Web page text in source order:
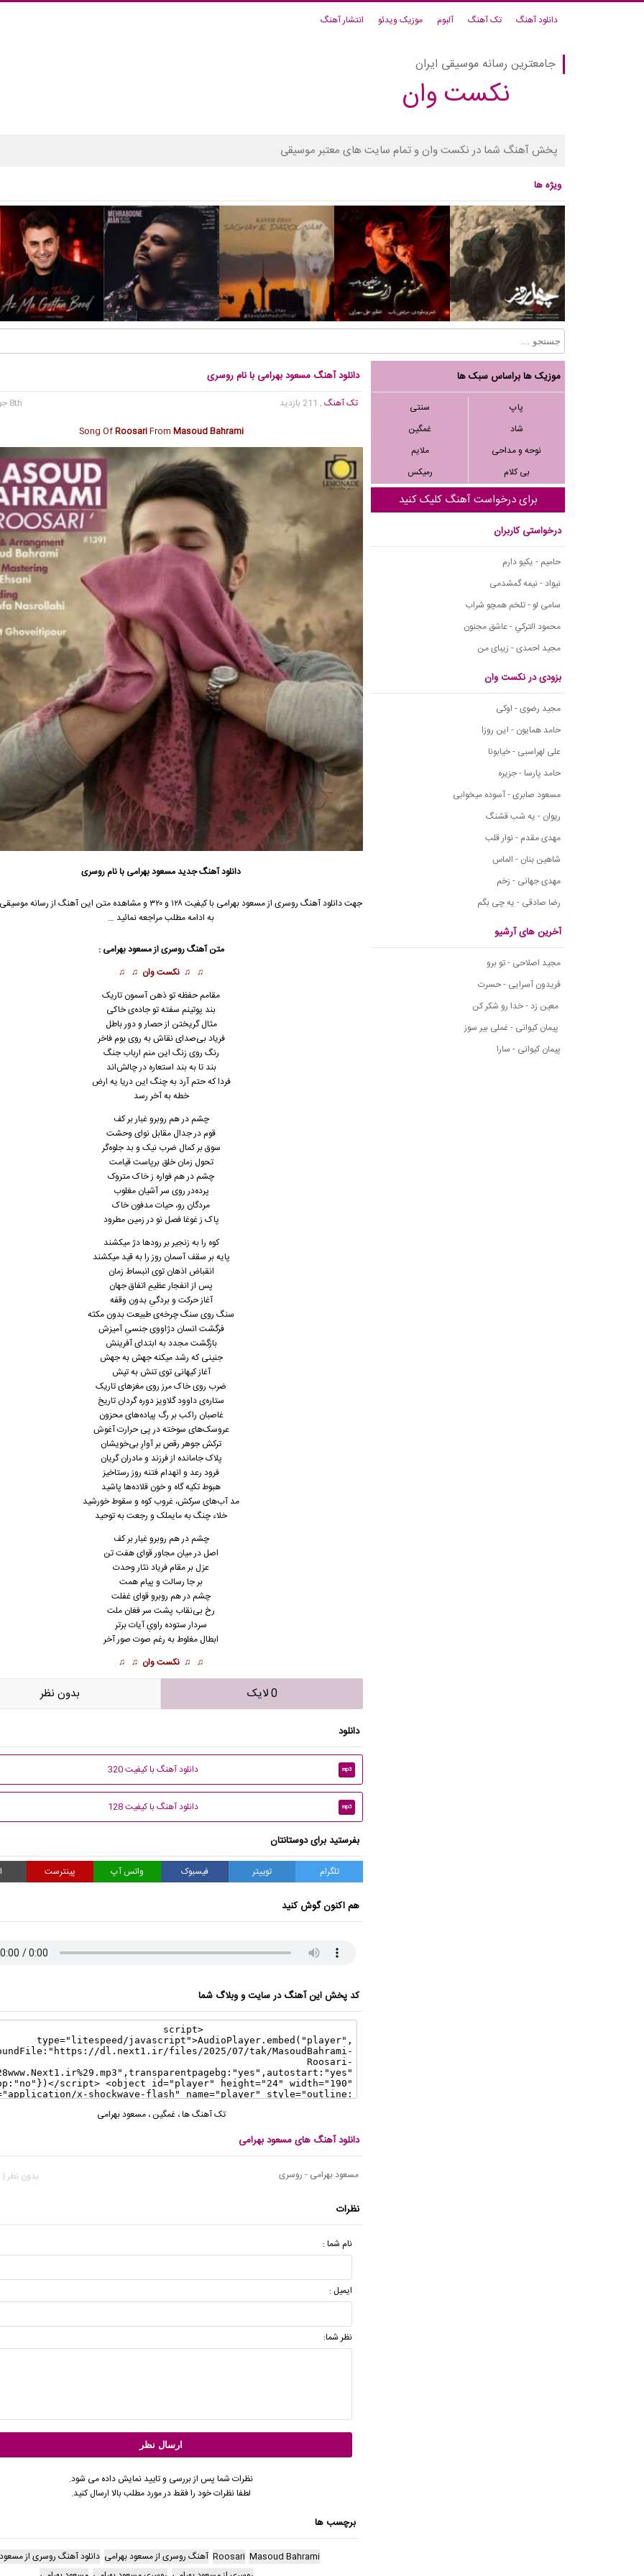
دانلود آهنگ تک آهنگ آلبوم موزیک ویدئو انتشار آهنگ
جامعترین رسانه موسیقی ایران
نکست وان
پخش آهنگ شما در نکست وان و تمام سایت های معتبر موسیقی
ویژه ها
موزیک ها براساس سبک ها
پاپ
سنتی
شاد
غمگین
نوحه و مداحی
ملایم
بی کلام
رمیکس
برای درخواست آهنگ کلیک کنید
درخواستی کاربران
حامیم - یکیو دارم
نیواد - نیمه گمشدمی
سامی لو - تلخم همچو شراب
محمود التركي - عاشق مجنون
مجید احمدی - زیبای من
بزودی در نکست وان
مجید رضوی - اوکی
حامد همایون - این روزا
علی لهراسبی - خیابونا
حامد پارسا - جزیره
مسعود صابری - آسوده میخوابی
ریوان - یه شب قشنگ
مهدی مقدم - نوار قلب
شاهین بنان - الماس
مهدی جهانی - زخم
رضا صادقی - یه چی بگم
آخرین های آرشیو
مجید اصلاحی - تو برو
فریدون آسرایی - حسرت
معین زد - خدا رو شکر کن
پیمان کیوانی - غملی بیر سوز
پیمان کیوانی - سارا
دانلود آهنگ مسعود بهرامی با نام روسری
تک آهنگ, 211 بازدید
8th جولای 2025
Song OfRoosariFrom Masoud Bahrami
دانلود آهنگ جدیدمسعود بهرامی با نام روسری
جهت دانلود آهنگ روسری از مسعود بهرامی با کیفیت ۱۲۸ و ۳۲۰ و مشاهده متن این آهنگ
به ادامه مطلب مراجعه نمائید …
متن آهنگ روسری از مسعود بهرامی :
♫ ♫ نکست وان ♫ ♫
مقامم حفظه تو ذهن آسمون تاریک
بند پوتینم سفته تو جاده‌ی خاکی
مثال گریختن از حصار و دور باطل
فریاد بی‌صدای نقاش به روی بوم فاخر
رنگ روی زنگ این منم ارباب جنگ
بند تا به بند استعاره در چالش‌اند
فردا که حتم آرد به چنگ این دریا یه ارض
خطه به آخر رسد
چشم در هم روبرو غبار بر کف
قوم در جدال مقابل نوای وحشت
سوق بر کمال ضرب نیک و بد جلوه‌گر
تحول زمان خلق برپاست قیامت
چشم در هم فواره ز خاک متروک
پرده‌در روی سر آشیان مغلوب
مردگان رو، حیات مدفون خاک
پاک ز غوغا فصل نو در زمین مطرود
کوه را به زنجیر بر رودها دژ میکشند
پایه بر سقف آسمان روز را به قید میکشند
انقباض اذهان توی انبساط زمان
پس از انفجار عظیمِ اتفاق جهان
آغاز حرکت و بردگیِ بدون وقفه
سنگ روی سنگ چرخه‌ی طبیعت بدون مکثه
فرگشت انسان دژاووی جنسیِ آمیزش
بازگشت مجدد به ابتدای آفرینش
جنینی که رشد میکنه جهش به جهش
آغاز کیهانی توی تنش به تپش
ضرب روی خاک مرز روی مغزهای تاریک
ستاره‌ی داوود گلاویز دوره گردان تاریخ
غاصبان راکب بر رگ پیاده‌های محزون
عروسک‌های سوخته در پی حرارت آغوش
ترکش جوهر رقص بر آوارِ بی‌خویشان
پلاک جامانده از فرزند و مادران گریان
فرود رعد و انهدام فتنه روز رستاخیز
هبوط تکیه گاه و خون قلاده‌ها پاشید
مد آب‌های سرکش، غروب کوه و سقوط خورشید
خلاء چنگ به مایملک و رجعت به توحید
چشم در هم روبرو غبار بر کف
اصل در میان مجاور قوای هفت تن
عزل بر مقام فریاد نثار وحدت
بر جا رسالت و پیام همت
چشم در هم روبرو قوای غفلت
رخ بی‌نقاب پشت سر فغان ملت
سردار ستوده راویِ آیات برتر
ابطال مغلوط به رغم صوت صور آخر
♫ ♫ نکست وان ♫ ♫
0 لایک بدون نظر
دانلود
mp3 دانلود آهنگ با کیفیت 320
mp3 دانلود آهنگ با کیفیت 128
بفرستید برای دوستانتان
تلگرام توییتر فیسبوک واتس آپ پینترست
هم اکنون گوش کنید
کد پخش این آهنگ در سایت و وبلاگ شما
تک آهنگ ها،غمگین ،مسعود بهرامی
دانلود آهنگ های مسعود بهرامی
مسعود بهرامی - روسری بدون نظر | 211 بازدید
نظرات
نام شما :
ایمیل :
نظر شما:
نظرات شما پس از بررسی و تایید نمایش داده می شود.
لطفا نظرات خود را فقط در مورد مطلب بالا ارسال کنید.
برچسب ها
Masoud Bahrami
Roosari آهنگ روسری از مسعود بهرامی دانلود آهنگ روسری از